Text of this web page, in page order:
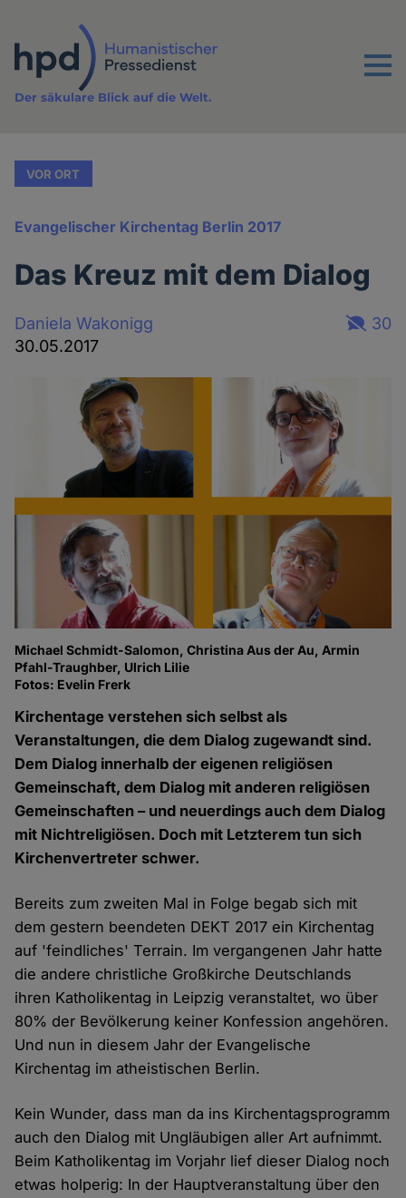
Inhalt
Menu
Der säkulare Blick auf die Welt.
VOR ORT
Evangelischer Kirchentag Berlin 2017
Das Kreuz mit dem Dialog
Daniela Wakonigg
30.05.2017
30
Michael Schmidt-Salomon, Christina Aus der Au, Armin
Pfahl-Traughber, Ulrich Lilie
Fotos: Evelin Frerk
Kirchentage verstehen sich selbst als
Veranstaltungen, die dem Dialog zugewandt sind.
Dem Dialog innerhalb der eigenen religiösen
Gemeinschaft, dem Dialog mit anderen religiösen
Gemeinschaften – und neuerdings auch dem Dialog
mit Nichtreligiösen. Doch mit Letzterem tun sich
Kirchenvertreter schwer.
Bereits zum zweiten Mal in Folge begab sich mit
dem gestern beendeten DEKT 2017 ein Kirchentag
auf 'feindliches' Terrain. Im vergangenen Jahr hatte
die andere christliche Großkirche Deutschlands
ihren Katholikentag in Leipzig veranstaltet, wo über
80% der Bevölkerung keiner Konfession angehören.
Und nun in diesem Jahr der Evangelische
Kirchentag im atheistischen Berlin.
Kein Wunder, dass man da ins Kirchentagsprogramm
auch den Dialog mit Ungläubigen aller Art aufnimmt.
Beim Katholikentag im Vorjahr lief dieser Dialog noch
etwas holperig: In der Hauptveranstaltung über den